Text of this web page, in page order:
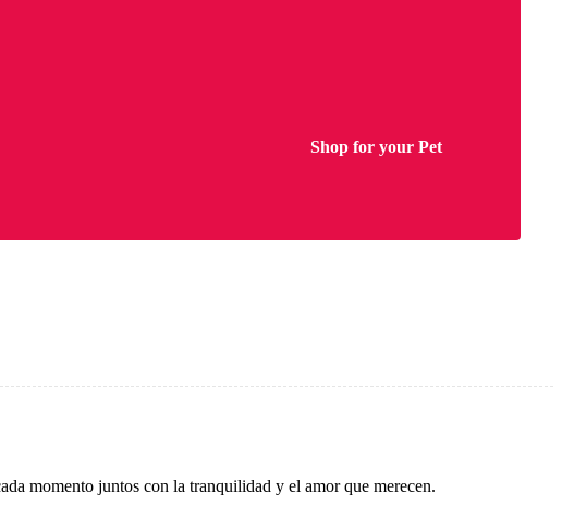
Shop for your Pet
momento juntos con la tranquilidad y el amor que merecen.